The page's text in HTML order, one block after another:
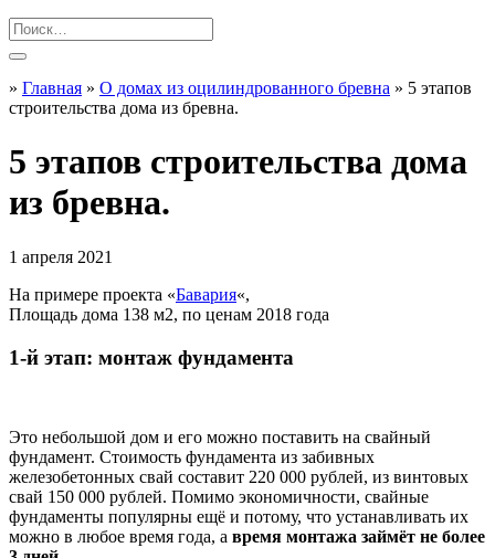
» Главная » О домах из оцилиндрованного бревна » 5 этапов
строительства дома из бревна.
5 этапов строительства дома
из бревна.
1 апреля 2021
На примере проекта «Бавария«,
Площадь дома 138 м2, по ценам 2018 года
1-й этап: монтаж фундамента
Это небольшой дом и его можно поставить на свайный
фундамент. Стоимость фундамента из забивных
железобетонных свай составит 220 000 рублей, из винтовых
свай 150 000 рублей. Помимо экономичности, свайные
фундаменты популярны ещё и потому, что устанавливать их
можно в любое время года, а время монтажа займёт не более